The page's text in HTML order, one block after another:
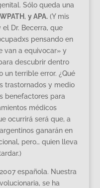
Sólo queda una
, y APA.(Y mis
Dr. Becerra, que
pensando en
van a equivocar» y
descubrir dentro
un terrible error. ¿Qué
trastornados y medio
benefactores para
médicos
ocurrirá será que, a
ganarán en
pero… quien lleva
española. Nuestra
se ha